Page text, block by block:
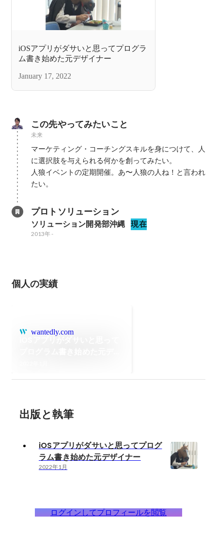
iOSアプリがダサいと思ってプログラ
ム書き始めた元デザイナー
January 17, 2022
この先やってみたいこと
未来
マーケティング・コーチングスキルを身につけて、人
に選択肢を与えられる何かを創ってみたい。
人狼イベントの定期開催。あ〜人狼の人ね！と言われ
たい。
プロトソリューション
ソリューション開発部沖縄 現在
2013年-
個人の実績
wantedly.com
出版と執筆
iOSアプリがダサいと思ってプログ
ラム書き始めた元デザイナー
2022年1月
ログインしてプロフィールを閲覧